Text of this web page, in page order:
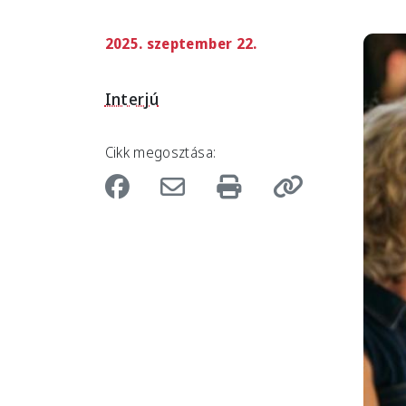
2025. szeptember 22.
Interjú
Cikk megosztása: